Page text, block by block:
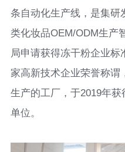
条自动化生产线，是集研
类化妆品OEM/ODM生产
局申请获得冻干粉企业标
家高新技术企业荣誉称
生产的工厂，于2019年
单位。